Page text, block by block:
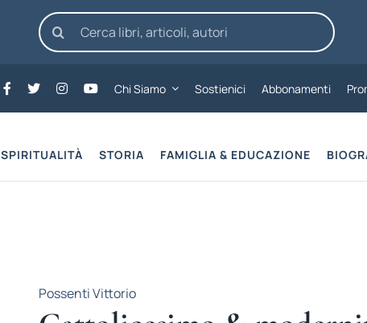
Cerca
per:
Chi Siamo Sostienici Abbonamenti
SPIRITUALITÀ STORIA FAMIGLIA & EDUCAZIONE
Possenti Vittorio